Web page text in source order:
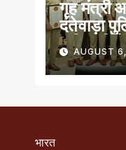
गृह मंत्री
दंतेवाड़ा
सम्मानित
AUGUST
भारत